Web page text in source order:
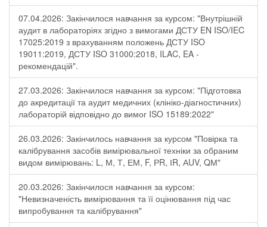
07.04.2026: Закінчилося навчання за курсом: "Внутрішній
аудит в лабораторіях згідно з вимогами ДСТУ EN ISO/IEC
17025:2019 з врахуванням положень ДСТУ ISO
19011:2019, ДСТУ ISO 31000:2018, ILAC, EA -
рекомендацій".
27.03.2026: Закінчилося навчання за курсом: "Підготовка
до акредитації та аудит медичних (клініко-діагностичних)
лабораторій відповідно до вимог ISO 15189:2022"
26.03.2026: Закінчилось навчання за курсом "Повірка та
калібрування засобів вимірювальної техніки за обраним
видом вимірювань: L, М, Т, ЕМ, F, РR, ІR, АUV, QМ"
20.03.2026: Закінчилося навчання за курсом:
"Невизначеність вимірювання та її оцінювання під час
випробування та калібрування"